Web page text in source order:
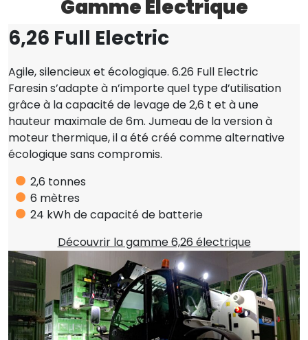
Gamme Electrique
6,26 Full Electric
Agile, silencieux et écologique. 6.26 Full Electric
Faresin s’adapte à n’importe quel type d’utilisation
grâce à la capacité de levage de 2,6 t et à une
hauteur maximale de 6m. Jumeau de la version à
moteur thermique, il a été créé comme alternative
écologique sans compromis.
2,6 tonnes
6 mètres
24 kWh de capacité de batterie
Découvrir la gamme 6,26 électrique